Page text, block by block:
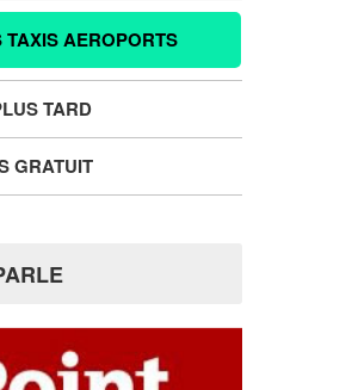
TAXIS AEROPORTS
TARD
GRATUIT